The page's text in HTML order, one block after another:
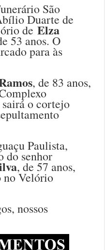
São
Duarte de
deElza
53 anos. O
para às
, de 83 anos,
o cortejo
Paulista,
do senhor
, de 57 anos,
no Velório
nossos